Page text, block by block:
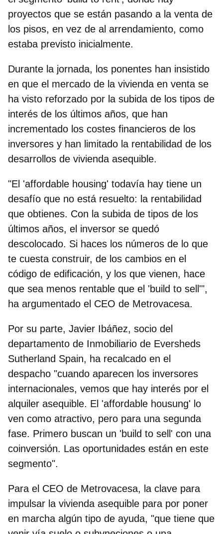
proyectos que se están pasando a la venta de
los pisos, en vez de al arrendamiento, como
estaba previsto inicialmente.
Durante la jornada, los ponentes han insistido
en que el mercado de la vivienda en venta se
ha visto reforzado por la subida de los tipos de
interés de los últimos años, que han
incrementado los costes financieros de los
inversores y han limitado la rentabilidad de los
desarrollos de vivienda asequible.
"El 'affordable housing' todavía hay tiene un
desafío que no está resuelto: la rentabilidad
que obtienes. Con la subida de tipos de los
últimos años, el inversor se quedó
descolocado. Si haces los números de lo que
te cuesta construir, de los cambios en el
código de edificación, y los que vienen, hace
que sea menos rentable que el 'build to sell'",
ha argumentado el CEO de Metrovacesa.
Por su parte, Javier Ibáñez, socio del
departamento de Inmobiliario de Eversheds
Sutherland Spain, ha recalcado en el
despacho "cuando aparecen los inversores
internacionales, vemos que hay interés por el
alquiler asequible. El 'affordable housung' lo
ven como atractivo, pero para una segunda
fase. Primero buscan un 'build to sell' con una
coinversión. Las oportunidades están en este
segmento".
Para el CEO de Metrovacesa, la clave para
impulsar la vivienda asequible para por poner
en marcha algún tipo de ayuda, "que tiene que